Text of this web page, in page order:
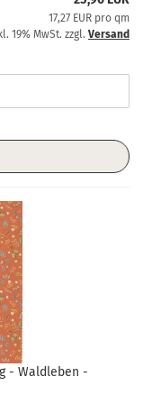
17,27 EUR pro qm
19% MwSt. zzgl. Versand
- Waldleben -